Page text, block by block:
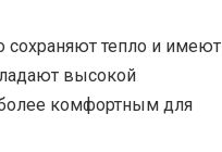
сохраняют тепло и имеют
высокой
комфортным для